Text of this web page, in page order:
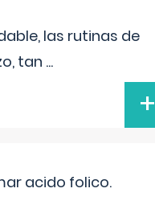
las rutinas de
tan ...
+
acido folico.